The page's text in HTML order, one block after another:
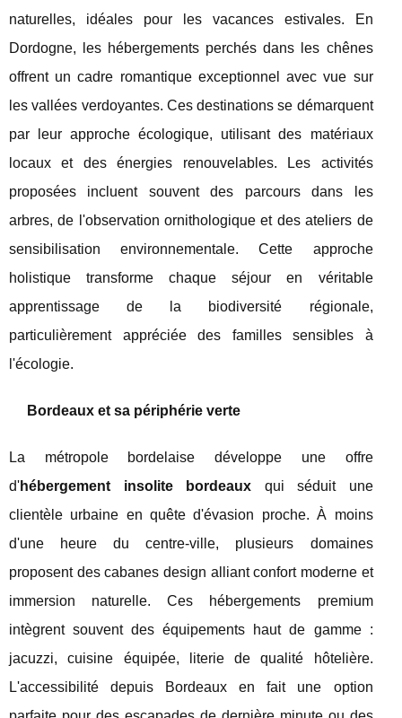
naturelles, idéales pour les vacances estivales. En
Dordogne, les hébergements perchés dans les chênes
offrent un cadre romantique exceptionnel avec vue sur
les vallées verdoyantes. Ces destinations se démarquent
par leur approche écologique, utilisant des matériaux
locaux et des énergies renouvelables. Les activités
proposées incluent souvent des parcours dans les
arbres, de l'observation ornithologique et des ateliers de
sensibilisation environnementale. Cette approche
holistique transforme chaque séjour en véritable
apprentissage de la biodiversité régionale,
particulièrement appréciée des familles sensibles à
l'écologie.
Bordeaux et sa périphérie verte
La métropole bordelaise développe une offre
d'hébergement insolite bordeaux qui séduit une
clientèle urbaine en quête d'évasion proche. À moins
d'une heure du centre-ville, plusieurs domaines
proposent des cabanes design alliant confort moderne et
immersion naturelle. Ces hébergements premium
intègrent souvent des équipements haut de gamme :
jacuzzi, cuisine équipée, literie de qualité hôtelière.
L'accessibilité depuis Bordeaux en fait une option